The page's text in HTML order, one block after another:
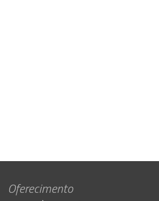
Oferecimento